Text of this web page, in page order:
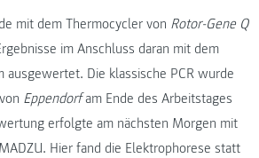
mit dem Thermocycler von Rotor-Gene Q
im Anschluss daran mit dem
ausgewertet. Die klassische PCR wurde
Eppendorfam Ende des Arbeitstages
erfolgte am nächsten Morgen mit
Hier fand die Elektrophorese statt